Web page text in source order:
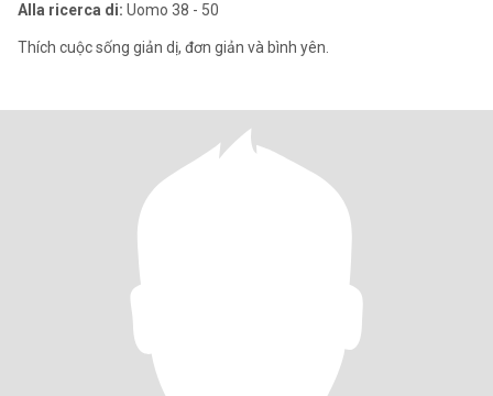
Alla ricerca di: Uomo 38 - 50
Thích cuộc sống giản dị, đơn giản và bình yên.